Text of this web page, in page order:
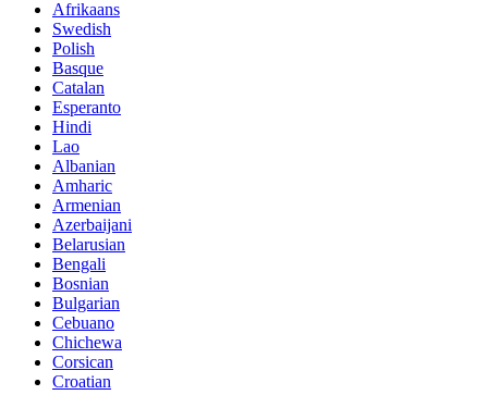
Afrikaans
Swedish
Polish
Basque
Catalan
Esperanto
Hindi
Lao
Albanian
Amharic
Armenian
Azerbaijani
Belarusian
Bengali
Bosnian
Bulgarian
Cebuano
Chichewa
Corsican
Croatian